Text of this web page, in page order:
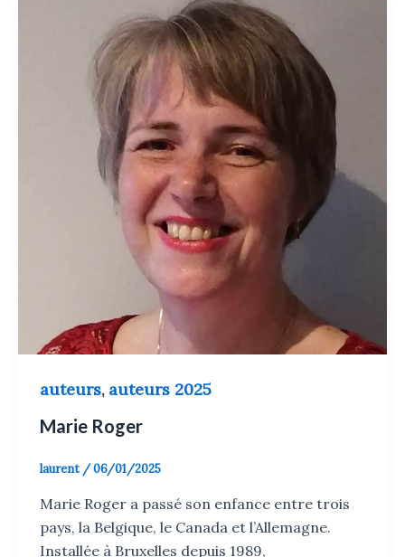
auteurs, auteurs 2025
Marie Roger
laurent /06/01/2025
Marie Roger a passé son enfance entre trois
pays, la Belgique, le Canada et l’Allemagne.
Installée à Bruxelles depuis 1989,